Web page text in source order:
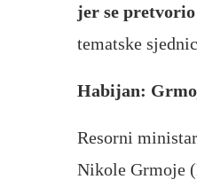
jer se
tematske
Habijan:
Resorni
Nikole Grmoje